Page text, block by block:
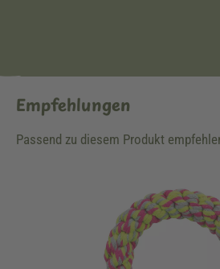
Empfehlungen
Passend zu diesem Produkt